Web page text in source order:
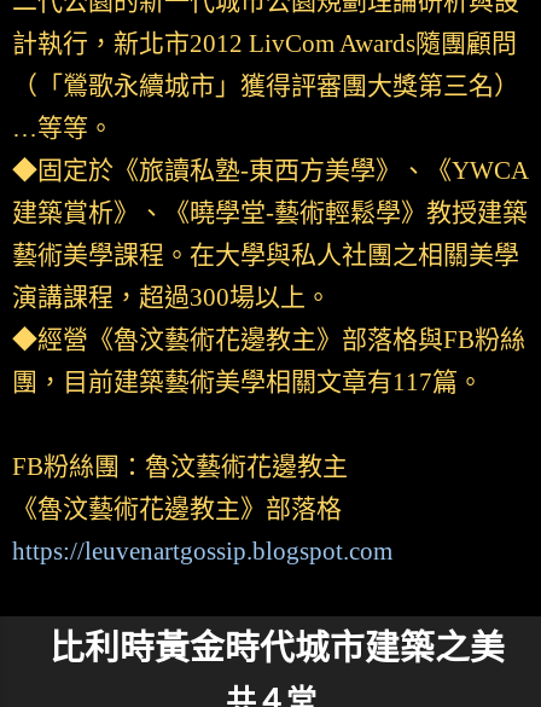
計執行，新北市2012 LivCom Awards隨團顧問
（「鶯歌永續城市」獲得評審團大獎第三名）
…等等。
◆固定於《旅讀私塾-東西方美學》、《YWCA
建築賞析》、《曉學堂-藝術輕鬆學》教授建築
藝術美學課程。在大學與私人社團之相關美學
演講課程，超過300場以上。
◆經營《魯汶藝術花邊教主》部落格與FB粉絲
團，目前建築藝術美學相關文章有117篇。
FB粉絲團：魯汶藝術花邊教主
《魯汶藝術花邊教主》部落格
https://leuvenartgossip.blogspot.com
比利時黃金時代城市建築之美